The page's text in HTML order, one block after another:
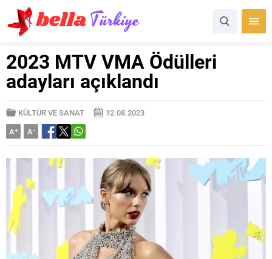
2023 MTV VMA Ödülleri
adayları açıklandı
KÜLTÜR VE SANAT
12.08.2023
A+ A-